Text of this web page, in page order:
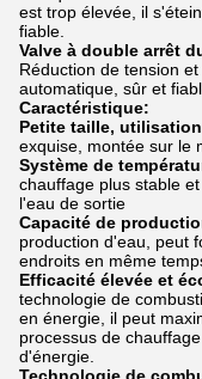
est trop élevée, il
fiable.
Valve à double arrêt
Réduction de tension
automatique, sûr et
Caractéristique:
Petite taille,
exquise, montée sur le
Système de
chauffage plus stable
l'eau de sortie
Capacité de
production d'eau, peut
endroits en même
Efficacité élevée et
technologie de
en énergie, il peut
processus de
d'énergie.